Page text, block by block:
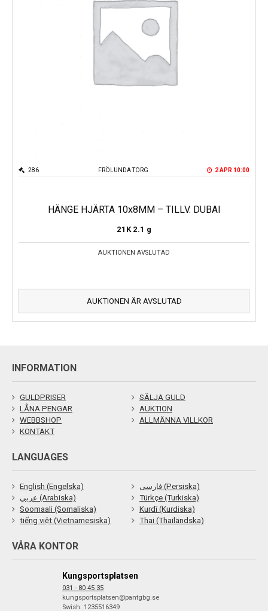
FRÖLUNDA TORG
286 2 APR 10:00
HÄNGE HJÄRTA 10x8MM – TILLV. DUBAI
21K 2.1 g
AUKTIONEN AVSLUTAD
AUKTIONEN ÄR AVSLUTAD
INFORMATION
GULDPRISER
SÄLJA GULD
LÅNA PENGAR
AUKTION
WEBBSHOP
ALLMÄNNA VILLKOR
KONTAKT
LANGUAGES
English (Engelska)
فارسی (Persiska)
عربي (Arabiska)
Türkçe (Turkiska)
Soomaali (Somaliska)
Kurdî (Kurdiska)
tiếng việt (Vietnamesiska)
Thai (Thailändska)
VÅRA KONTOR
Kungsportsplatsen
031 - 80 45 35
kungsportsplatsen@pantgbg.se
Swish: 1235516349